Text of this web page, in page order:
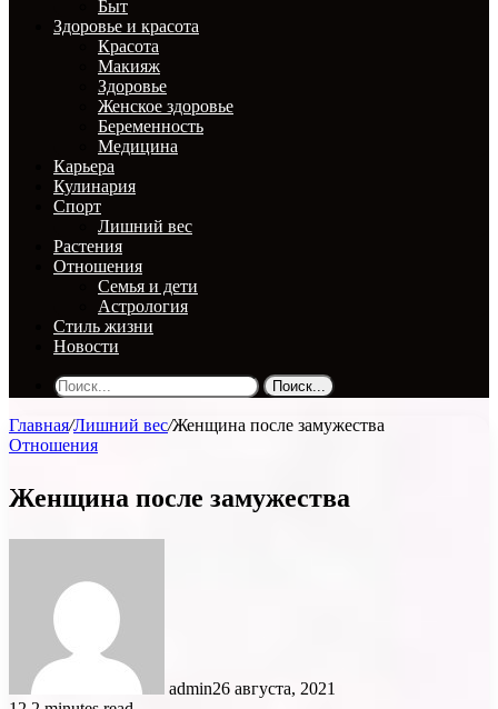
Быт
Здоровье и красота
Красота
Макияж
Здоровье
Женское здоровье
Беременность
Медицина
Карьера
Кулинария
Спорт
Лишний вес
Растения
Отношения
Семья и дети
Астрология
Стиль жизни
Новости
Поиск...
Главная/Лишний вес/Женщина после замужества
Отношения
Женщина после замужества
admin26 августа, 2021